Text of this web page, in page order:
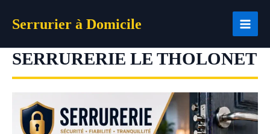
Serrurier à Domicile
SERRURERIE LE THOLONET